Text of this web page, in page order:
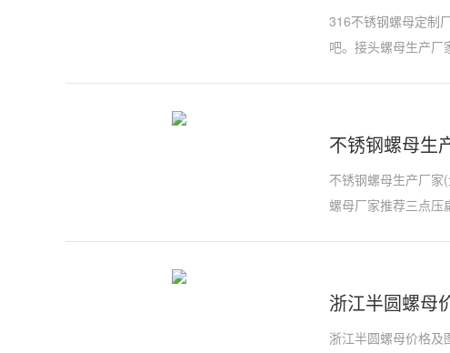
316不锈钢螺母定制
吧。接头螺母生产厂
不锈钢螺母生
不锈钢螺母生产厂家
螺母厂家推荐三点压
浙江半圆螺母
浙江半圆螺母价格及